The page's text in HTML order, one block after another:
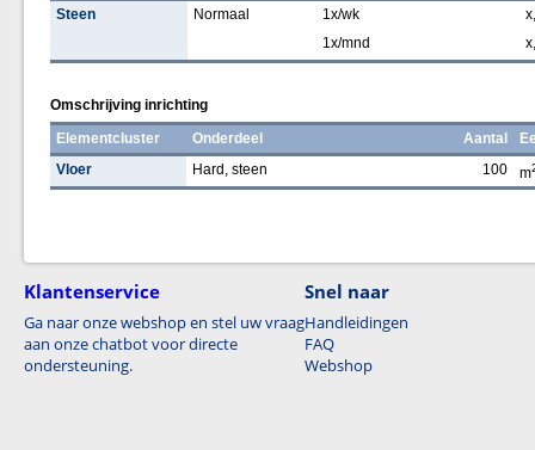
Steen
Normaal 1x/wk
1x/mnd
Omschrijving inrichting
Elementcluster
Onderdeel Aantal
Vloer
Hard, steen 100 m
Klantenservice
Ga naar onze webshop en stel uw vraag
aan onze chatbot voor directe
ondersteuning.
Snel naar
Handleidingen
FAQ
Webshop